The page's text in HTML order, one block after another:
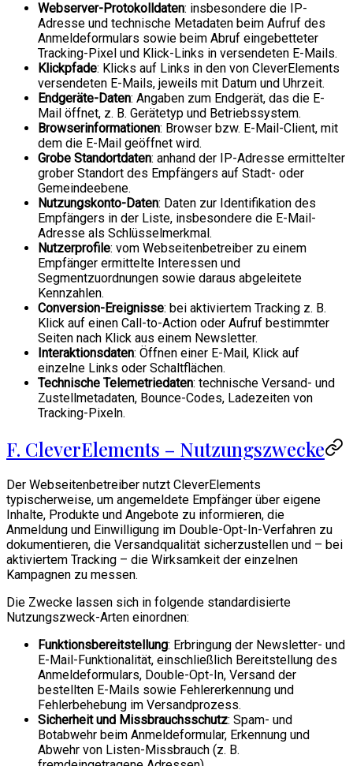
Webserver-Protokolldaten: insbesondere die IP-
Adresse und technische Metadaten beim Aufruf des
Anmeldeformulars sowie beim Abruf eingebetteter
Tracking-Pixel und Klick-Links in versendeten E-Mails.
Klickpfade: Klicks auf Links in den von CleverElements
versendeten E-Mails, jeweils mit Datum und Uhrzeit.
Endgeräte-Daten: Angaben zum Endgerät, das die E-
Mail öffnet, z. B. Gerätetyp und Betriebssystem.
Browserinformationen: Browser bzw. E-Mail-Client, mit
dem die E-Mail geöffnet wird.
Grobe Standortdaten: anhand der IP-Adresse ermittelter
grober Standort des Empfängers auf Stadt- oder
Gemeindeebene.
Nutzungskonto-Daten: Daten zur Identifikation des
Empfängers in der Liste, insbesondere die E-Mail-
Adresse als Schlüsselmerkmal.
Nutzerprofile: vom Webseitenbetreiber zu einem
Empfänger ermittelte Interessen und
Segmentzuordnungen sowie daraus abgeleitete
Kennzahlen.
Conversion-Ereignisse: bei aktiviertem Tracking z. B.
Klick auf einen Call-to-Action oder Aufruf bestimmter
Seiten nach Klick aus einem Newsletter.
Interaktionsdaten: Öffnen einer E-Mail, Klick auf
einzelne Links oder Schaltflächen.
Technische Telemetriedaten: technische Versand- und
Zustellmetadaten, Bounce-Codes, Ladezeiten von
Tracking-Pixeln.
F. CleverElements – Nutzungszwecke
Der Webseitenbetreiber nutzt CleverElements
typischerweise, um angemeldete Empfänger über eigene
Inhalte, Produkte und Angebote zu informieren, die
Anmeldung und Einwilligung im Double-Opt-In-Verfahren zu
dokumentieren, die Versandqualität sicherzustellen und – bei
aktiviertem Tracking – die Wirksamkeit der einzelnen
Kampagnen zu messen.
Die Zwecke lassen sich in folgende standardisierte
Nutzungszweck-Arten einordnen:
Funktionsbereitstellung: Erbringung der Newsletter- und
E-Mail-Funktionalität, einschließlich Bereitstellung des
Anmeldeformulars, Double-Opt-In, Versand der
bestellten E-Mails sowie Fehlererkennung und
Fehlerbehebung im Versandprozess.
Sicherheit und Missbrauchsschutz: Spam- und
Botabwehr beim Anmeldeformular, Erkennung und
Abwehr von Listen-Missbrauch (z. B.